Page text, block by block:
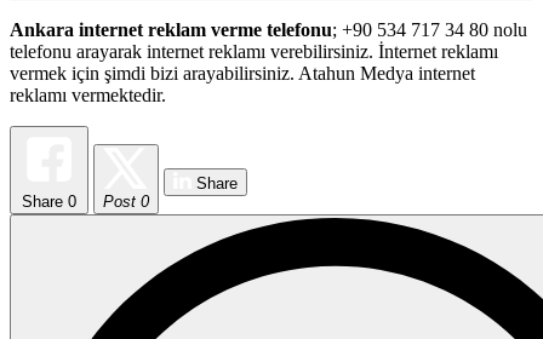
Ankara internet reklam verme telefonu; +90 534 717 34 80 nolu
telefonu arayarak internet reklamı verebilirsiniz. İnternet reklamı
vermek için şimdi bizi arayabilirsiniz. Atahun Medya internet
reklamı vermektedir.
Share 0 Post 0
Share